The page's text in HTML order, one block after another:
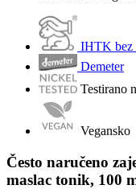
IHTK bez
Demeter
Testirano
Vegansko
Često naručeno
maslac tonik, 100